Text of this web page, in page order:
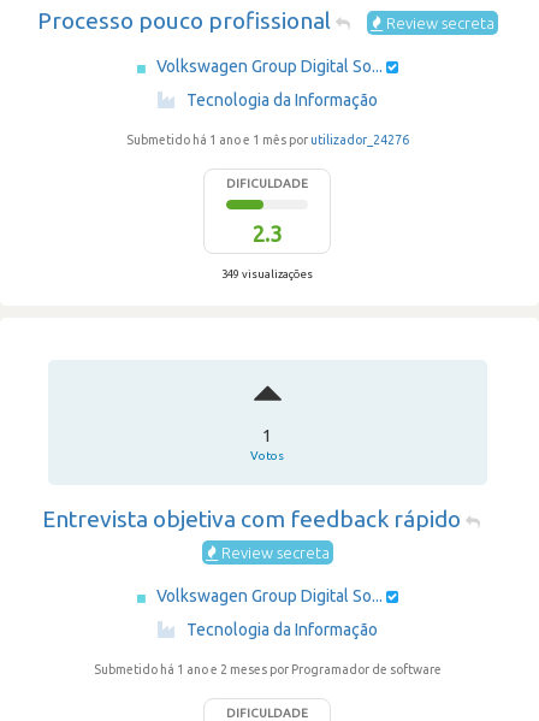
Processo pouco profissional Review secreta
Volkswagen Group Digital So...
Tecnologia da Informação
Submetido há 1 ano e 1 mês por utilizador_24276
DIFICULDADE
2.3
349 visualizações
1
Votos
Entrevista objetiva com feedback rápido
Review secreta
Volkswagen Group Digital So...
Tecnologia da Informação
Submetido há 1 ano e 2 meses por Programador de software
DIFICULDADE